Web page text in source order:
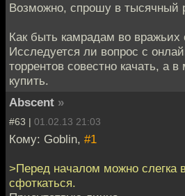
Возможно, спрошу в тысячный
Как быть камрадам во вражьих
Исследуется ли вопрос с
торрентов совестно качать, а
купить.
Abscent »
#63 | 01.02.13 21:03
Кому: Goblin, #1
>Перед началом можно слегка
сфоткаться.